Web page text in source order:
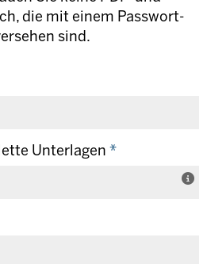
die mit einem Passwort-
sind.
Unterlagen *